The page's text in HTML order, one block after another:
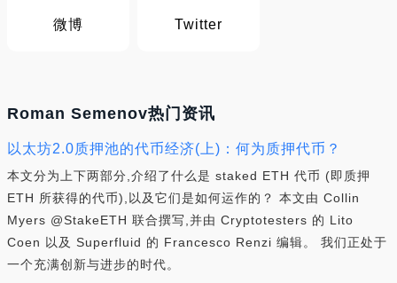
微博 Twitter
Roman Semenov热门资讯
以太坊2.0质押池的代币经济(上)：何为质押代币？
本文分为上下两部分,介绍了什么是 staked ETH 代币 (即质押
ETH 所获得的代币),以及它们是如何运作的？ 本文由 Collin
Myers @StakeETH 联合撰写,并由 Cryptotesters 的 Lito
Coen 以及 Superfluid 的 Francesco Renzi 编辑。 我们正处于
一个充满创新与进步的时代。